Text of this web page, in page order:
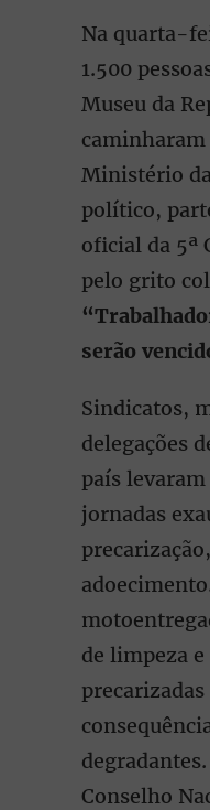
Na quarta-
1.500
Museu da
Ministério
político,
oficial da 5ª
pelo grito
serão
Sindicatos,
delegações
país
jornadas
de limpeza
Conselho